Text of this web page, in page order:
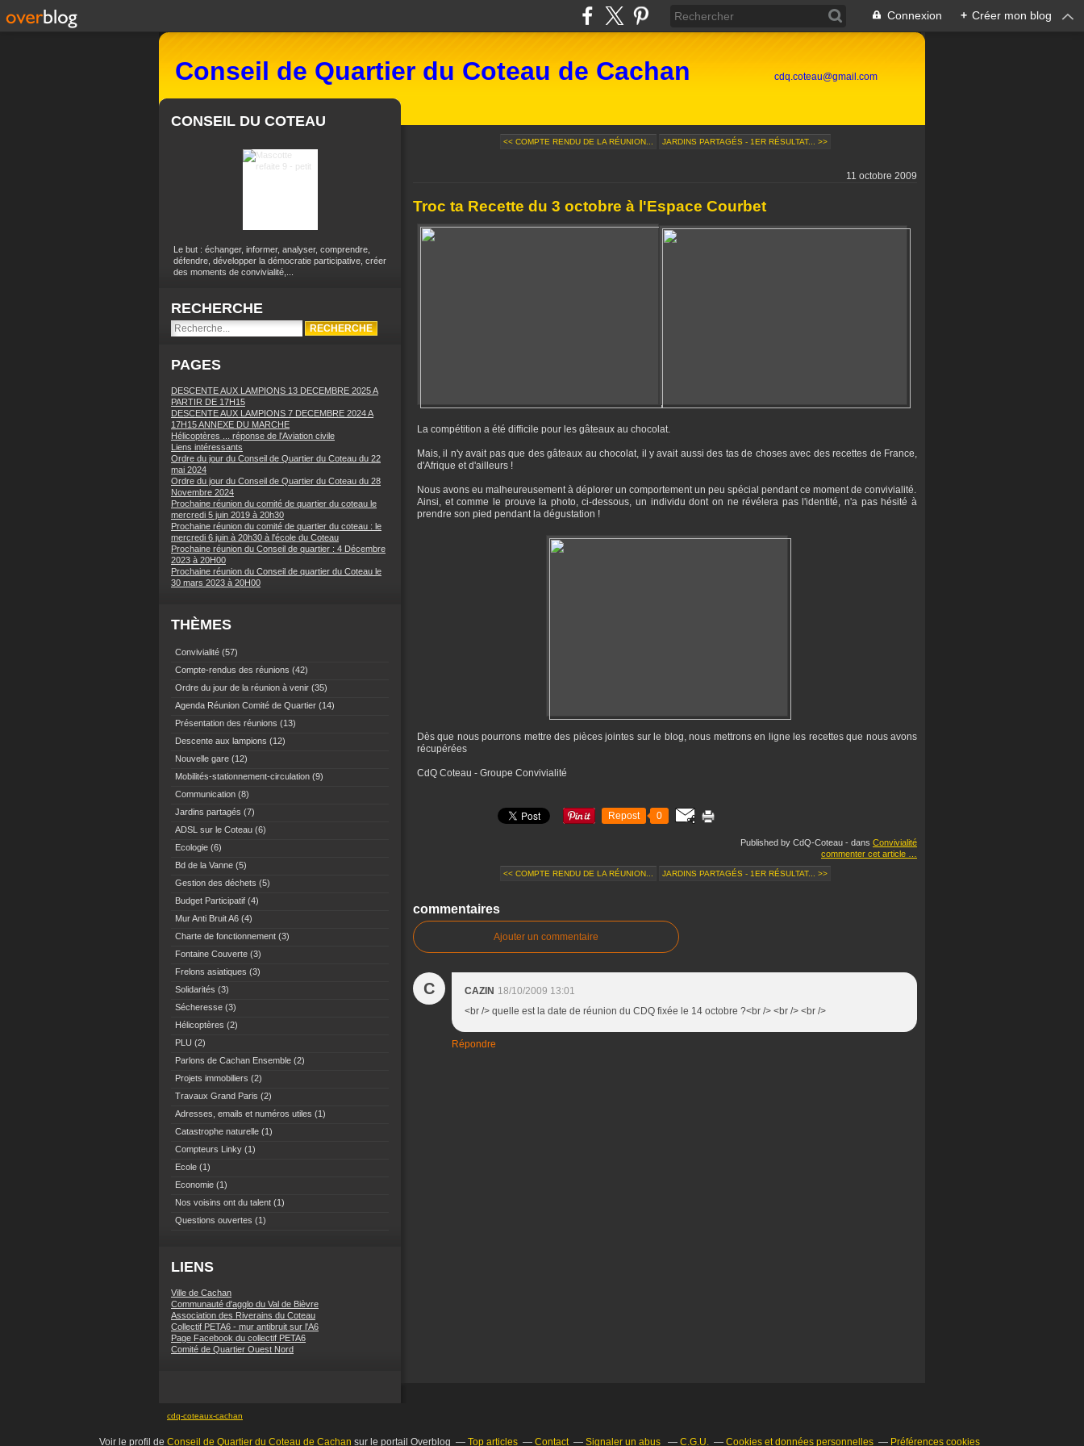
Connexion + Créer mon blog
Conseil de Quartier du Coteau de Cachan cdq.coteau@gmail.com
CONSEIL DU COTEAU
Le but : échanger, informer, analyser, comprendre,
défendre, développer la démocratie participative, créer
des moments de convivialité,...
RECHERCHE
PAGES
DESCENTE AUX LAMPIONS 13 DECEMBRE 2025 A
PARTIR DE 17H15
DESCENTE AUX LAMPIONS 7 DECEMBRE 2024 A
17H15 ANNEXE DU MARCHE
Hélicoptères ... réponse de l'Aviation civile
Liens intéressants
Ordre du jour du Conseil de Quartier du Coteau du 22
mai 2024
Ordre du jour du Conseil de Quartier du Coteau du 28
Novembre 2024
Prochaine réunion du comité de quartier du coteau le
mercredi 5 juin 2019 à 20h30
Prochaine réunion du comité de quartier du coteau : le
mercredi 6 juin à 20h30 à l'école du Coteau
Prochaine réunion du Conseil de quartier : 4 Décembre
2023 à 20H00
Prochaine réunion du Conseil de quartier du Coteau le
30 mars 2023 à 20H00
THÈMES
Convivialité (57)
Compte-rendus des réunions (42)
Ordre du jour de la réunion à venir (35)
Agenda Réunion Comité de Quartier (14)
Présentation des réunions (13)
Descente aux lampions (12)
Nouvelle gare (12)
Mobilités-stationnement-circulation (9)
Communication (8)
Jardins partagés (7)
ADSL sur le Coteau (6)
Ecologie (6)
Bd de la Vanne (5)
Gestion des déchets (5)
Budget Participatif (4)
Mur Anti Bruit A6 (4)
Charte de fonctionnement (3)
Fontaine Couverte (3)
Frelons asiatiques (3)
Solidarités (3)
Sécheresse (3)
Hélicoptères (2)
PLU (2)
Parlons de Cachan Ensemble (2)
Projets immobiliers (2)
Travaux Grand Paris (2)
Adresses, emails et numéros utiles (1)
Catastrophe naturelle (1)
Compteurs Linky (1)
Ecole (1)
Economie (1)
Nos voisins ont du talent (1)
Questions ouvertes (1)
LIENS
Ville de Cachan
Communauté d'agglo du Val de Bièvre
Association des Riverains du Coteau
Collectif PETA6 - mur antibruit sur l'A6
Page Facebook du collectif PETA6
Comité de Quartier Ouest Nord
<< COMPTE RENDU DE LA RÉUNION... JARDINS PARTAGÉS - 1ER RÉSULTAT... >>
11 octobre 2009
Troc ta Recette du 3 octobre à l'Espace Courbet
La compétition a été difficile pour les gâteaux au chocolat.
Mais, il n'y avait pas que des gâteaux au chocolat, il y avait aussi des tas de choses avec des recettes de France,
d'Afrique et d'ailleurs !
Nous avons eu malheureusement à déplorer un comportement un peu spécial pendant ce moment de convivialité.
Ainsi, et comme le prouve la photo, ci-dessous, un individu dont on ne révélera pas l'identité, n'a pas hésité à
prendre son pied pendant la dégustation !
Dès que nous pourrons mettre des pièces jointes sur le blog, nous mettrons en ligne les recettes que nous avons
récupérées
CdQ Coteau - Groupe Convivialité
Repost 0
Published by CdQ-Coteau - dans Convivialité
commenter cet article
<< COMPTE RENDU DE LA RÉUNION... JARDINS PARTAGÉS - 1ER RÉSULTAT... >>
commentaires
Ajouter un commentaire
C CAZIN 18/10/2009 13:01
<br /> quelle est la date de réunion du CDQ fixée le 14 octobre ?<br /> <br /> <br />
Répondre
cdq-coteaux-cachan
Voir le profil de Conseil de Quartier du Coteau de Cachan sur le portail Overblog Top articles Contact Signaler un abus C.G.U. Cookies et données personnelles Préférences cookies